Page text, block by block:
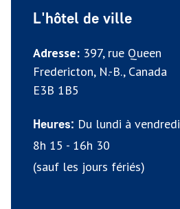
L'hôtel de ville
Adresse: 397, rue Queen
Fredericton, N.-B., Canada
E3B 1B5
Heures: Du lundi à vendredi
8h 15 - 16h 30
(sauf les jours fériés)